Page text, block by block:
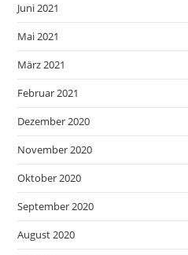
Juni 2021
Mai 2021
März 2021
Februar 2021
Dezember 2020
November 2020
Oktober 2020
September 2020
August 2020